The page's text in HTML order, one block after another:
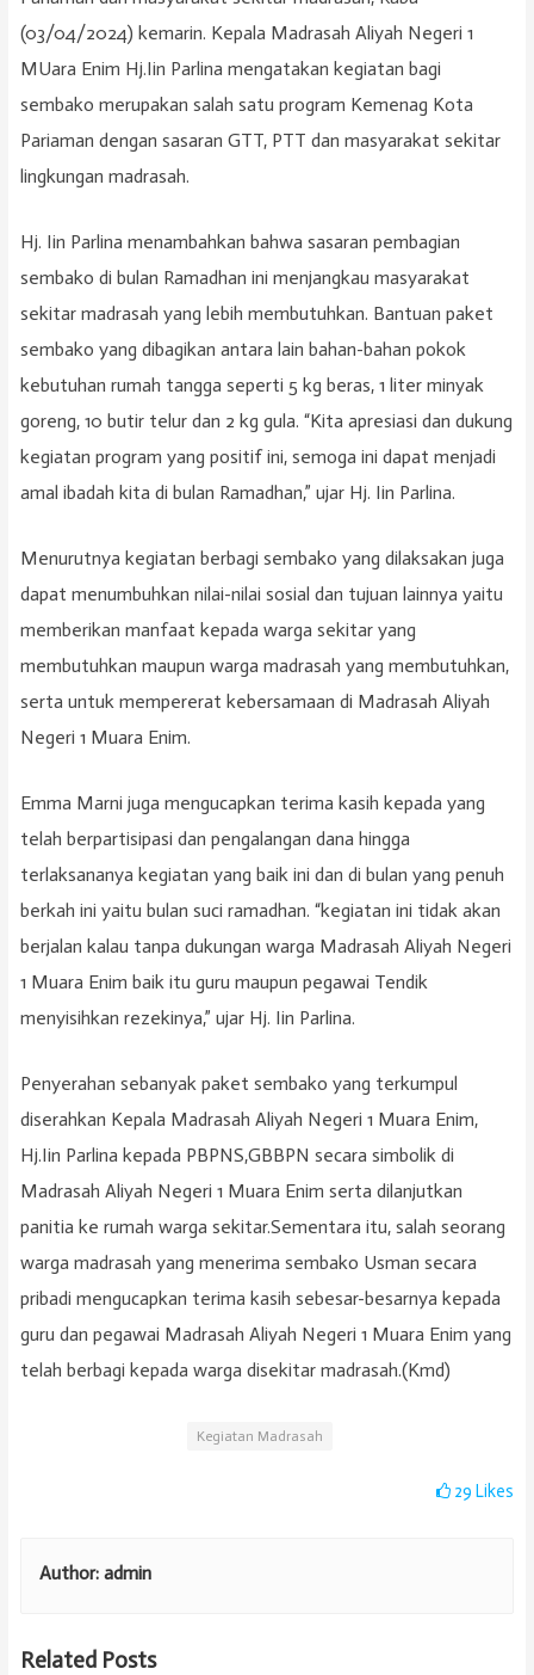
(03/04/2024) kemarin. Kepala Madrasah Aliyah Negeri 1
MUara Enim Hj.Iin Parlina mengatakan kegiatan bagi
sembako merupakan salah satu program Kemenag Kota
Pariaman dengan sasaran GTT, PTT dan masyarakat sekitar
lingkungan madrasah.
Hj. Iin Parlina menambahkan bahwa sasaran pembagian
sembako di bulan Ramadhan ini menjangkau masyarakat
sekitar madrasah yang lebih membutuhkan. Bantuan paket
sembako yang dibagikan antara lain bahan-bahan pokok
kebutuhan rumah tangga seperti 5 kg beras, 1 liter minyak
goreng, 10 butir telur dan 2 kg gula. “Kita apresiasi dan dukung
kegiatan program yang positif ini, semoga ini dapat menjadi
amal ibadah kita di bulan Ramadhan,” ujar Hj. Iin Parlina.
Menurutnya kegiatan berbagi sembako yang dilaksakan juga
dapat menumbuhkan nilai-nilai sosial dan tujuan lainnya yaitu
memberikan manfaat kepada warga sekitar yang
membutuhkan maupun warga madrasah yang membutuhkan,
serta untuk mempererat kebersamaan di Madrasah Aliyah
Negeri 1 Muara Enim.
Emma Marni juga mengucapkan terima kasih kepada yang
telah berpartisipasi dan pengalangan dana hingga
terlaksananya kegiatan yang baik ini dan di bulan yang penuh
berkah ini yaitu bulan suci ramadhan. “kegiatan ini tidak akan
berjalan kalau tanpa dukungan warga Madrasah Aliyah Negeri
1 Muara Enim baik itu guru maupun pegawai Tendik
menyisihkan rezekinya,” ujar Hj. Iin Parlina.
Penyerahan sebanyak paket sembako yang terkumpul
diserahkan Kepala Madrasah Aliyah Negeri 1 Muara Enim,
Hj.Iin Parlina kepada PBPNS,GBBPN secara simbolik di
Madrasah Aliyah Negeri 1 Muara Enim serta dilanjutkan
panitia ke rumah warga sekitar.Sementara itu, salah seorang
warga madrasah yang menerima sembako Usman secara
pribadi mengucapkan terima kasih sebesar-besarnya kepada
guru dan pegawai Madrasah Aliyah Negeri 1 Muara Enim yang
telah berbagi kepada warga disekitar madrasah.(Kmd)
Kegiatan Madrasah
29Likes
Author: admin
Related Posts